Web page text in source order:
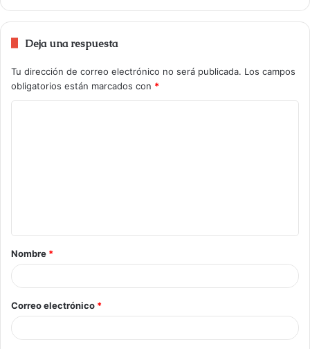
Deja una respuesta
Tu dirección de correo electrónico no será publicada. Los campos
obligatorios están marcados con *
Nombre *
Correo electrónico *